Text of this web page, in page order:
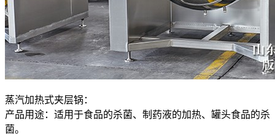
蒸汽加热式夹层锅：
产品用途：适用于食品的杀菌、制药液的加热、罐头食品的杀
菌。